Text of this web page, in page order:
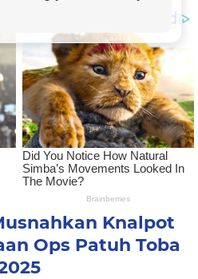
Knalpot
Ops Patuh Toba